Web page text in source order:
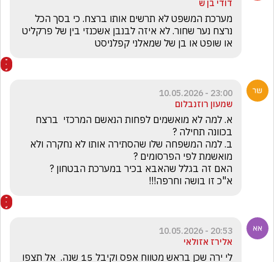
דודי בן ש
או שופט או בן של שמאלני קפלניסט
23:00 - 10.05.2026
שמעון רוזנבלום
א"כ זו בושה וחרפה!!!
20:53 - 10.05.2026
אלירז אזולאי